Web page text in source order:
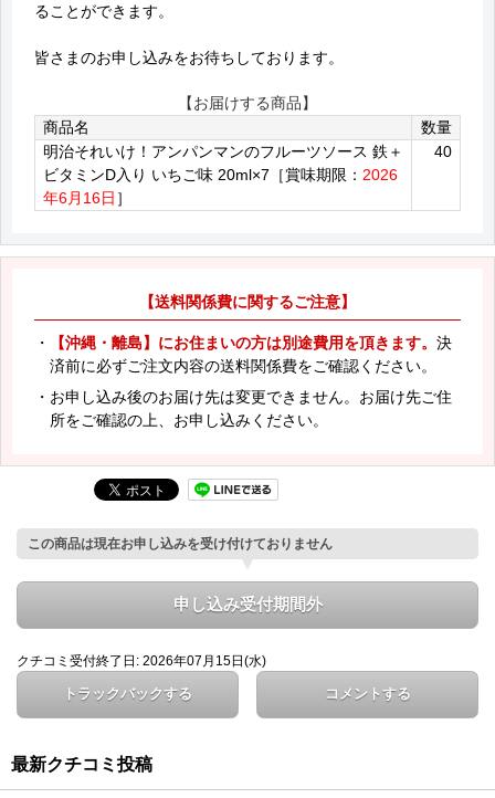
ることができます。
皆さまのお申し込みをお待ちしております。
【お届けする商品】
商品名
数量
明治それいけ！アンパンマンのフルーツソース 鉄＋
ビタミンD入り いちご味 20ml×7［賞味期限： 2026
年6月16日 ］
40
【送料関係費に関するご注意】
・ 【沖縄・離島】にお住まいの方は別途費用を頂きます。 決
済前に必ずご注文内容の送料関係費をご確認ください。
・お申し込み後のお届け先は変更できません。お届け先ご住
所をご確認の上、お申し込みください。
この商品は現在お申し込みを受け付けておりません
申し込み受付期間外
クチコミ受付終了日: 2026年07月15日(水)
トラックバックする コメントする
最新クチコミ投稿